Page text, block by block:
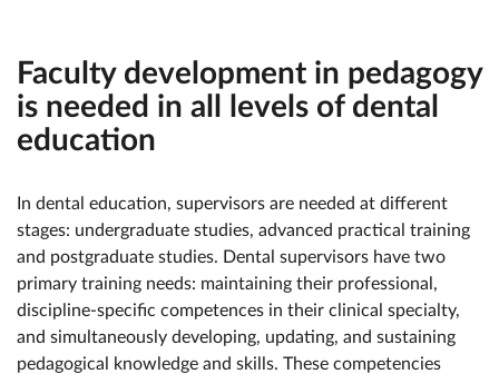
Faculty development in pedagogy
is ­needed in all levels of dental
education
In dental education, supervisors are needed at different
stages: undergraduate studies, advanced practical training
and postgraduate studies. Dental supervisors have two
primary training needs: maintaining their professional,
discipline-specific competences in their clinical specialty,
and simultaneously developing, updating, and sustaining
pedagogical knowledge and skills. These competencies